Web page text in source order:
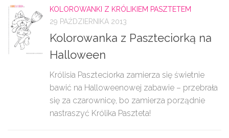
KOLOROWANKI Z KRÓLIKIEM PASZTETEM
29 PAŹDZIERNIKA 2013
Kolorowanka z Paszteciorką na
Halloween
Królisia Paszteciorka zamierza się świetnie
bawić na Halloweenowej zabawie – przebrała
się za czarownicę, bo zamierza porządnie
nastraszyć Królika Paszteta!